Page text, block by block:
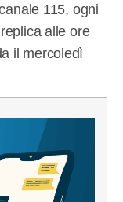
115, ogni
alle ore
il mercoledì